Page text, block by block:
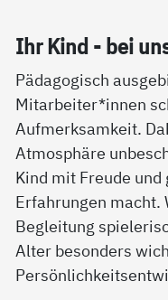
Ihr Kind - bei
Pädagogisch
Mitarbeiter*innen
Aufmerksamkeit.
Atmosphäre
Kind mit Freude
Erfahrungen macht.
Begleitung
Alter besonders